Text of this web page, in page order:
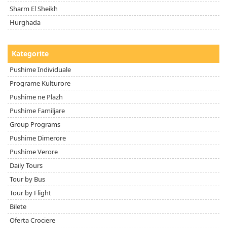
Sharm El Sheikh
Hurghada
Kategorite
Pushime Individuale
Programe Kulturore
Pushime ne Plazh
Pushime Familjare
Group Programs
Pushime Dimerore
Pushime Verore
Daily Tours
Tour by Bus
Tour by Flight
Bilete
Oferta Crociere